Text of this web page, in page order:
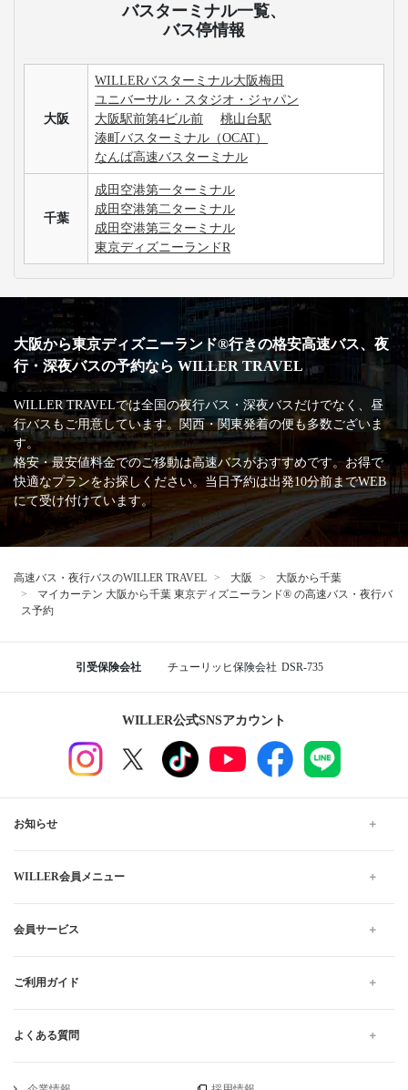
バスターミナル一覧、
バス停情報
大阪
WILLERバスターミナル大阪梅田
ユニバーサル・スタジオ・ジャパン
大阪駅前第4ビル前
桃山台駅
湊町バスターミナル（OCAT）
なんば高速バスターミナル
千葉
成田空港第一ターミナル
成田空港第二ターミナル
成田空港第三ターミナル
東京ディズニーランドR
大阪から東京ディズニーランド®行きの格安高速バス、夜
行・深夜バスの予約なら WILLER TRAVEL
WILLER TRAVELでは全国の夜行バス・深夜バスだけでなく、昼
行バスもご用意しています。関西・関東発着の便も多数ございま
す。
格安・最安値料金でのご移動は高速バスがおすすめです。お得で
快適なプランをお探しください。当日予約は出発10分前までWEB
にて受け付けています。
高速バス・夜行バスのWILLER TRAVEL 大阪
大阪から千葉
マイカーテン 大阪から千葉 東京ディズニーランド® の高速バス・夜行バ
ス予約
引受保険会社 チューリッヒ保険会社 DSR-735
WILLER公式SNSアカウント
お知らせ
WILLER会員メニュー
会員サービス
ご利用ガイド
よくある質問